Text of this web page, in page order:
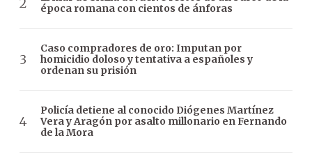
época romana con cientos de ánforas
Caso compradores de oro: Imputan por
homicidio doloso y tentativa a españoles y
ordenan su prisión
Policía detiene al conocido Diógenes Martínez
Vera y Aragón por asalto millonario en Fernando
de la Mora